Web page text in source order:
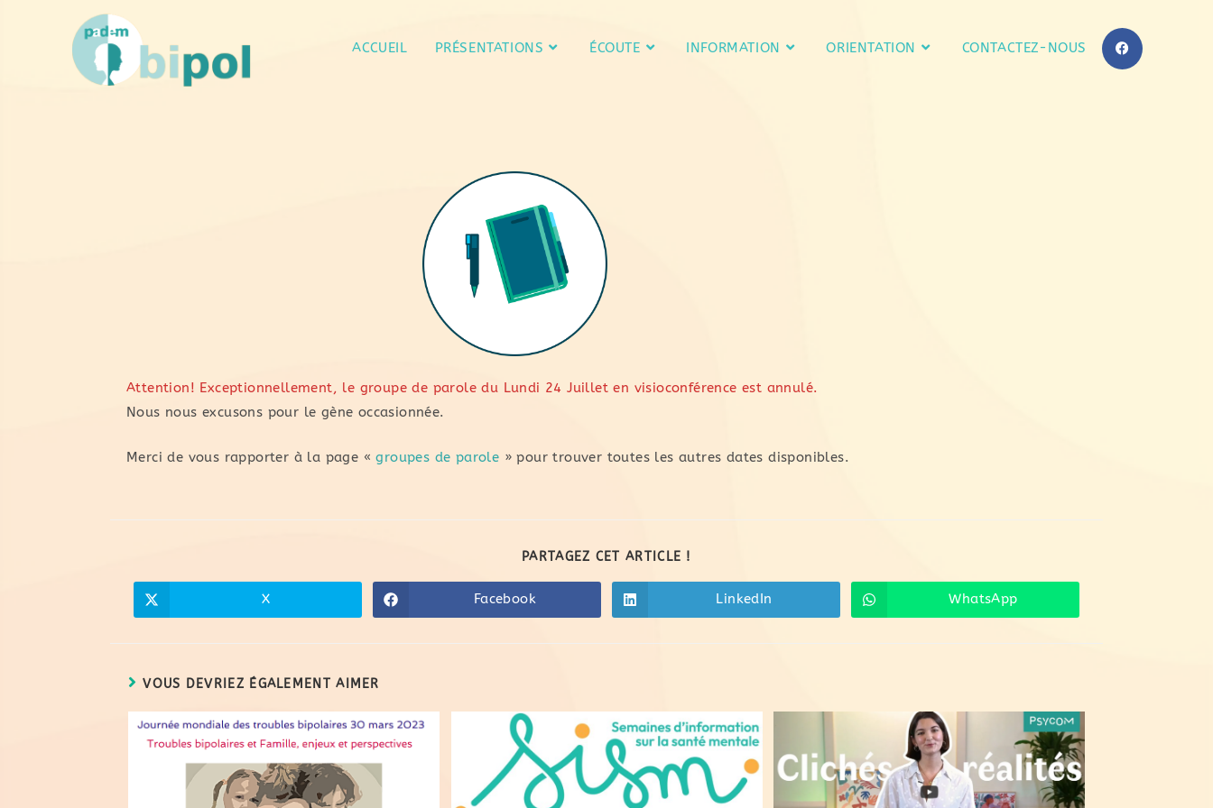
ACCUEIL PRÉSENTATIONS ÉCOUTE INFORMATION ORIENTATION CONTACTEZ-NOUS
Attention! Exceptionnellement, le groupe de parole du Lundi 24 Juillet en visioconférence est annulé.
Nous nous excusons pour le gène occasionnée.
Merci de vous rapporter à la page «groupes de parole » pour trouver toutes les autres dates disponibles.
PARTAGEZ CET ARTICLE !
X Facebook LinkedIn WhatsApp
VOUS DEVRIEZ ÉGALEMENT AIMER